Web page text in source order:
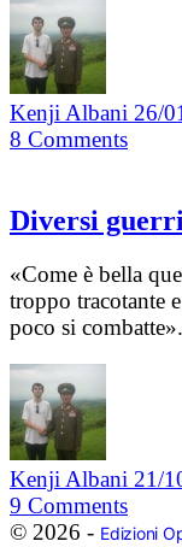
Kenji Albani 26/
8 Comments
Diversi
«Come è bella
troppo tracotante
poco si
Kenji Albani 21/
9 Comments
© 2026 - Edizioni